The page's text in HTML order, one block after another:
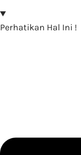
Perhatikan Hal Ini !